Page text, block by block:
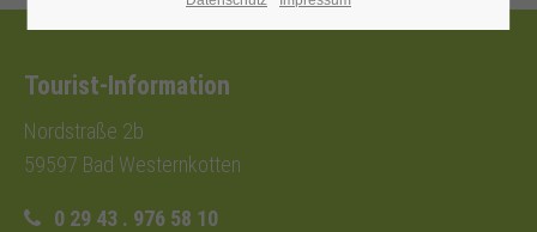
Tourist-Information
Nordstraße 2b
59597 Bad Westernkotten
0 29 43 . 976 58 10